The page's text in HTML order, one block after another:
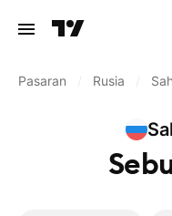
Pasaran Rusia